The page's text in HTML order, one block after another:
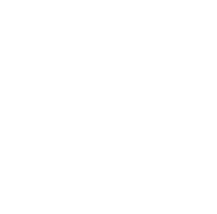
les analystes judiciaires peuvent localiser
dans Amazon S3, puis les associer à un
directement un fichier de preuve vidéo
dans Amazon S3.
sans les télécharger au préalable.
autres que Amazon S3, tels que Quip,
La configuration est divisée en deux
afin de contrôler les utilisateurs qui